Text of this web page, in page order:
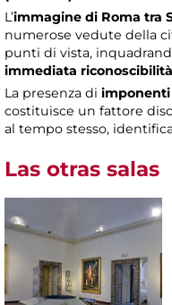
L’immagine di Roma tra
numerose vedute della
punti di vista,
immediata riconoscibilità
La presenza di imponenti
costituisce un fattore
al tempo stesso,
Las otras salas